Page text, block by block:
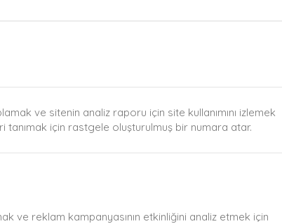
ve sitenin analiz raporu için site kullanımını izlemek
için rastgele oluşturulmuş bir numara atar.
reklam kampanyasının etkinliğini analiz etmek için